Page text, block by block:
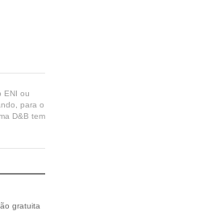
ENI ou
para o
D&B tem
gratuita